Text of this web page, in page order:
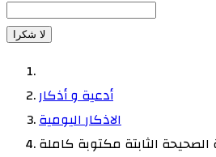
لا شكرا
أدعية و أذكار
الاذكار اليومية
الصحيحة الثابتة مكتوبة كاملة